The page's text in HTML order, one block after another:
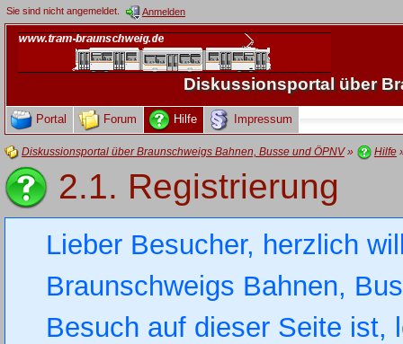
Sie sind nicht angemeldet. Anmelden
Diskussionsportal über
Portal Forum Hilfe Impressum
Diskussionsportal über Braunschweigs Bahnen, Busse und ÖPNV» Hilfe
2.1. Registrierung
Lieber Besucher, herzlich
Braunschweigs Bahnen,
Besuch auf dieser Seite